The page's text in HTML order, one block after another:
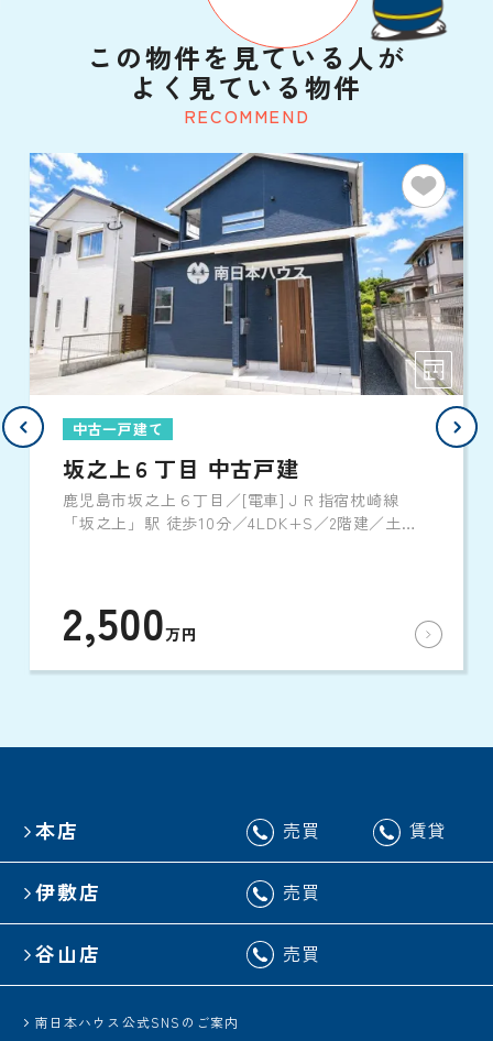
RECOMMEND
この物件を見ている人が
よく見ている物件
中古一戸建て
坂之上６丁目 中古戸建
鹿児島市坂之上６丁目／[電車]ＪＲ指宿枕崎線
「坂之上」駅 徒歩10分／4LDK+S／2階建／土地
2,500万円
本店 売買 賃貸
伊敷店 売買
谷山店 売買
南日本ハウス公式SNSのご案内